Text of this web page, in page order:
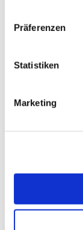
Präferenzen
Statistiken
Marketing